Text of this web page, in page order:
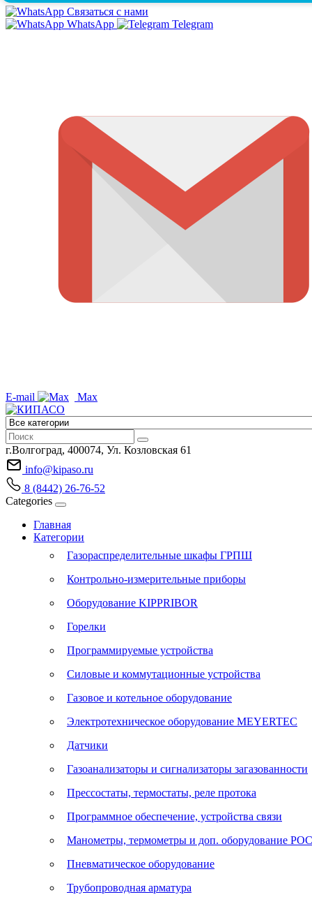
Связаться с нами
WhatsApp
Telegram
E-mail Max
г.Волгоград, 400074, Ул. Козловская 61
info@kipaso.ru
8 (8442) 26-76-52
Categories
Главная
Категории
Газораспределительные шкафы ГРПШ
Контрольно-измерительные приборы
Оборудование KIPPRIBOR
Горелки
Программируемые устройства
Силовые и коммутационные устройства
Газовое и котельное оборудование
Электротехническое оборудование MEYERTEC
Датчики
Газоанализаторы и сигнализаторы загазованности
Прессостаты, термостаты, реле протока
Программное обеспечение, устройства связи
Манометры, термометры и доп. оборудование
Пневматическое оборудование
Трубопроводная арматура